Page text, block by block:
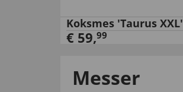
Koksmes 'Taurus XXL'
€ 59,99
Messer